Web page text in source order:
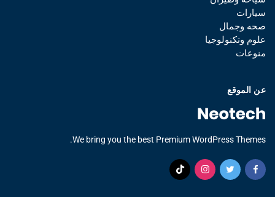
سيارات
صحه وجمال
علوم وتكنولوجيا
منوعات
عن الموقع
We bring you the best Premium WordPress Themes.